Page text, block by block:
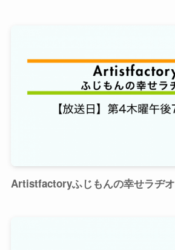
Artistfactoryふじもんの幸せラヂオ